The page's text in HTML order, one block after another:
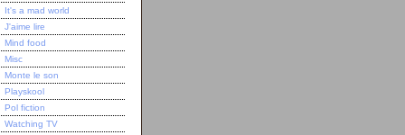
It's a mad world
J'aime lire
Mind food
Misc
Monte le son
Playskool
Pol fiction
Watching TV